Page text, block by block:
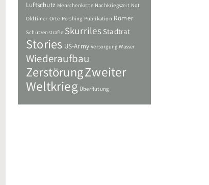
Luftschutz Menschenkette Nachkriegszeit Not
Oldtimer Orte Pershing Publikation Römer
Schützenstraße SkurrilesStadtrat
Stories US-Army Versorgung Wasser
Wiederaufbau
ZerstörungZweiter
Weltkrieg Überflutung